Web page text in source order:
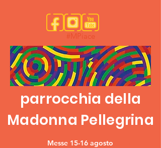
#MPiace
parrocchia della
Madonna Pellegrina
Messe 15-16 agosto